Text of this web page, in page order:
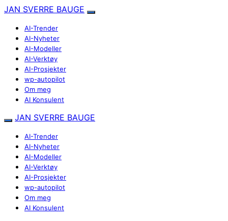
JAN SVERRE BAUGE
AI-Trender
AI-Nyheter
AI-Modeller
AI-Verktøy
AI-Prosjekter
wp-autopilot
Om meg
AI Konsulent
JAN SVERRE BAUGE
AI-Trender
AI-Nyheter
AI-Modeller
AI-Verktøy
AI-Prosjekter
wp-autopilot
Om meg
AI Konsulent